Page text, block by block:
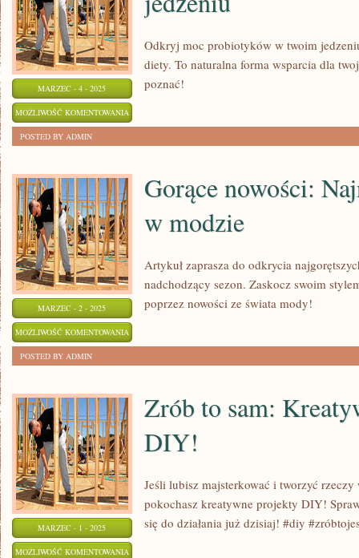
WSKAZÓWEK
MARZEC - 4 - 2025
MOŻLIWOŚĆ KOMENTOWANIA
W
TWOIM
ZOSTAŁA WYŁĄCZONA
Odkryj moc probiotyków w twoim
diety. To naturalna forma wsparcia dla
poznać!
POSTED BY ADMIN
MARZEC - 2 - 2025
MOŻLIWOŚĆ KOMENTOWANIA
TRENDY
ZOSTAŁA WYŁĄCZONA
Gorące nowości:
w modzie
Artykuł zaprasza do odkrycia
nadchodzący sezon. Zaskocz swoim
poprzez nowości ze świata mody!
POSTED BY ADMIN
MARZEC - 1 - 2025
MOŻLIWOŚĆ KOMENTOWANIA
Zrób to sam:
DIY!
Jeśli lubisz majsterkować i tworzyć rzeczy
pokochasz kreatywne projekty DIY!
się do działania już dzisiaj! #diy